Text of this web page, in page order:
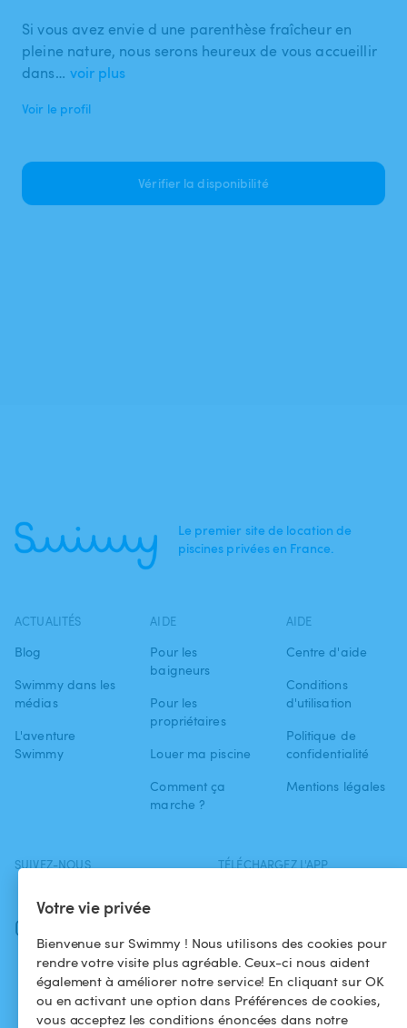
Votre vie privée
Bienvenue sur Swimmy ! Nous utilisons des cookies pour
rendre votre visite plus agréable. Ceux-ci nous aident
également à améliorer notre service! En cliquant sur OK
ou en activant une option dans Préférences de cookies,
vous acceptez les conditions énoncées dans notre
Si vous avez envie d une parenthèse fraîcheur en
pleine nature, nous serons heureux de vous accueillir
dans… voir plus
Voir le profil
Vérifier la disponibilité
Le premier site de location de
piscines privées en France.
ACTUALITÉS
Blog
Swimmy dans les
médias
L'aventure
Swimmy
AIDE
Pour les
baigneurs
Pour les
propriétaires
Louer ma piscine
Comment ça
marche ?
AIDE
Centre d'aide
Conditions
d'utilisation
Politique de
confidentialité
Mentions légales
SUIVEZ-NOUS TÉLÉCHARGEZ L'APP